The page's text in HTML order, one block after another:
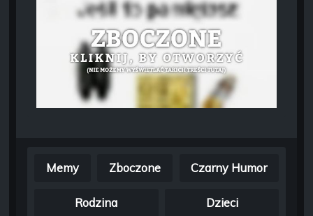
Memy Zboczone Czarny Humor
Rodzina Dzieci